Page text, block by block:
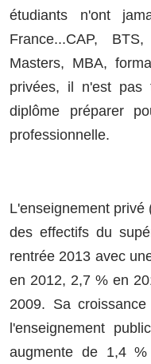
étudiants n'ont
France...CAP,
Masters, MBA,
privées, il n'est pas
diplôme préparer
professionnelle.
L'enseignement
des effectifs du
rentrée 2013 avec
en 2012, 2,7 % en
2009. Sa
l'enseignement
augmente de 1,4